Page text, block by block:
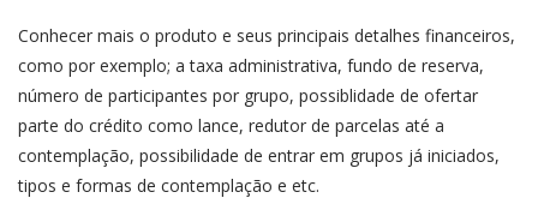
Conhecer mais o produto e seus principais detalhes financeiros,
como por exemplo; a taxa administrativa, fundo de reserva,
número de participantes por grupo, possiblidade de ofertar
parte do crédito como lance, redutor de parcelas até a
contemplação, possibilidade de entrar em grupos já iniciados,
tipos e formas de contemplação e etc.